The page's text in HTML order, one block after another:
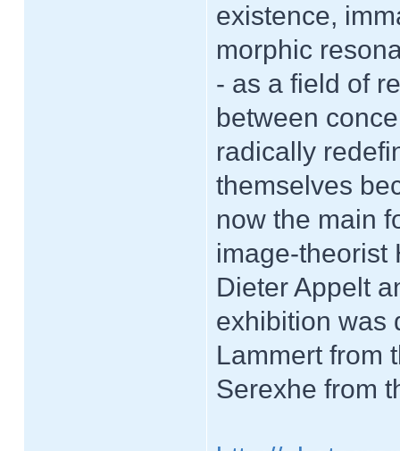
existence,
morphic
- as a field of
between
radically
themselves
now the main
image-theorist
Dieter Appelt
exhibition was
Lammert from
Serexhe from